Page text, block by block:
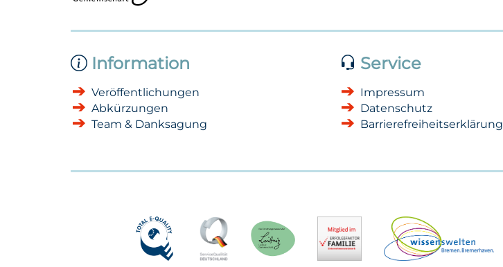
Information
Veröffentlichungen
Abkürzungen
Team & Danksagung
Service
Impressum
Datenschutz
Barrierefreiheitserklärung